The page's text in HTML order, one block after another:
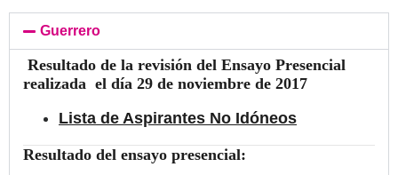
Guerrero
Resultado de la revisión del Ensayo Presencial
realizada el día 29 de noviembre de 2017
Lista de Aspirantes No Idóneos
Resultado del ensayo presencial: